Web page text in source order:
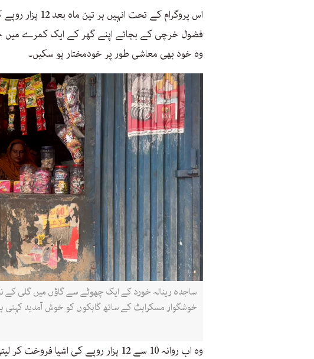
اس پروگرام کے
فضول خرچی کے بجائے اپنے گھر کے ایک کمرے میں
وہ خود بھی معاشی طور پر خودمختار ہو سکیں۔
ساجدہ رینالہ خورد کے ایک چھوٹے سے گاؤں میں گلی
خوشگوار مسکراہٹ کے ساتھ گاہکوں کو خوش آمدید کہتی
وہ اب روانہ 10 سے 12 ہزار روپے کی اشیا فروخت کر لیتی ہیں جس سے گھر کا گزر بسر ہو رہا ہے۔